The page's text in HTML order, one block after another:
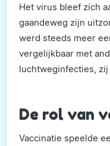
Het virus bleef zich
gaandeweg zijn
werd steeds meer
vergelijkbaar met
luchtweginfecties,
De rol van
Vaccinatie speelde